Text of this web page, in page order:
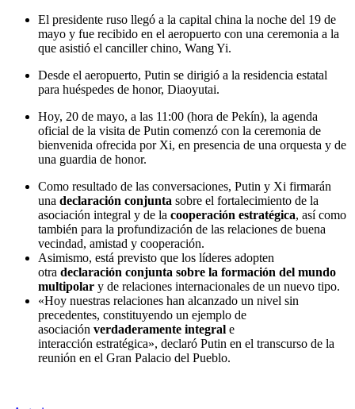
El presidente ruso llegó a la capital china la noche del 19 de
mayo y fue recibido en el aeropuerto con una ceremonia a la
que asistió el canciller chino, Wang Yi.
Desde el aeropuerto, Putin se dirigió a la residencia estatal
para huéspedes de honor, Diaoyutai.
Hoy, 20 de mayo, a las 11:00 (hora de Pekín), la agenda
oficial de la visita de Putin comenzó con la ceremonia de
bienvenida ofrecida por Xi, en presencia de una orquesta y de
una guardia de honor.
Como resultado de las conversaciones, Putin y Xi firmarán
una declaración conjunta sobre el fortalecimiento de la
asociación integral y de la cooperación estratégica, así como
también para la profundización de las relaciones de buena
vecindad, amistad y cooperación.
Asimismo, está previsto que los líderes adopten
otra declaración conjunta sobre la formación del mundo
multipolar y de relaciones internacionales de un nuevo tipo.
«Hoy nuestras relaciones han alcanzado un nivel sin
precedentes, constituyendo un ejemplo de
asociación verdaderamente integral e
interacción estratégica», declaró Putin en el transcurso de la
reunión en el Gran Palacio del Pueblo.